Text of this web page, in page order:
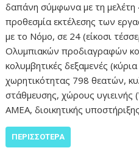
δαπάνη σύμφωνα με τη μελέτη
προθεσμία εκτέλεσης των
με το Νόμο, σε 24 (είκοσι
Ολυμπιακών προδιαγραφών
κολυμβητικές δεξαμενές (κύρια
χωρητικότητας 798 θεατών,
στάθμευσης, χώρους υγιεινής
ΑΜΕΑ, διοικητικής
ΠΕΡΙΣΣΌΤΕΡΑ